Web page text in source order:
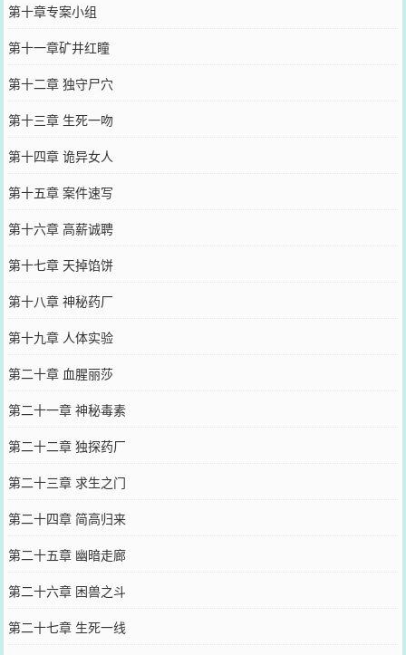
第十章专案小组
第十一章矿井红瞳
第十二章 独守尸穴
第十三章 生死一吻
第十四章 诡异女人
第十五章 案件速写
第十六章 高薪诚聘
第十七章 天掉馅饼
第十八章 神秘药厂
第十九章 人体实验
第二十章 血腥丽莎
第二十一章 神秘毒素
第二十二章 独探药厂
第二十三章 求生之门
第二十四章 简高归来
第二十五章 幽暗走廊
第二十六章 困兽之斗
第二十七章 生死一线